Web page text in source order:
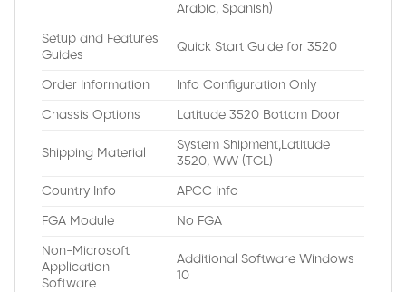
Arabic, Spanish)
Setup and Features
Guides
Quick Start Guide for 3520
Order Information Info Configuration Only
Chassis Options Latitude 3520 Bottom Door
Shipping Material
System Shipment,Latitude
3520, WW (TGL)
Country Info APCC Info
FGA Module No FGA
Non-Microsoft
Application
Software
Additional Software Windows
10